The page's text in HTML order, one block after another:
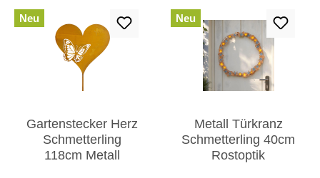
Neu
Gartenstecker Herz
Schmetterling
118cm Metall
Neu
Metall Türkranz
Schmetterling 40cm
Rostoptik